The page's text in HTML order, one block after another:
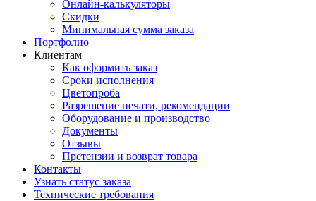
Онлайн-калькуляторы
Скидки
Минимальная сумма заказа
Портфолио
Клиентам
Как оформить заказ
Сроки исполнения
Цветопроба
Разрешение печати, рекомендации
Оборудование и производство
Документы
Отзывы
Претензии и возврат товара
Контакты
Узнать статус заказа
Технические требования